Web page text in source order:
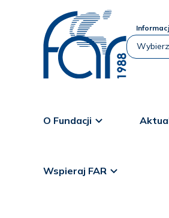
O Fundacji
Wspieraj FAR